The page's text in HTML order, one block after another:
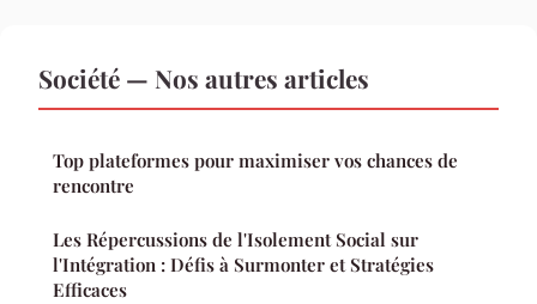
Société — Nos autres articles
Top plateformes pour maximiser vos chances de
rencontre
Les Répercussions de l'Isolement Social sur
l'Intégration : Défis à Surmonter et Stratégies
Efficaces